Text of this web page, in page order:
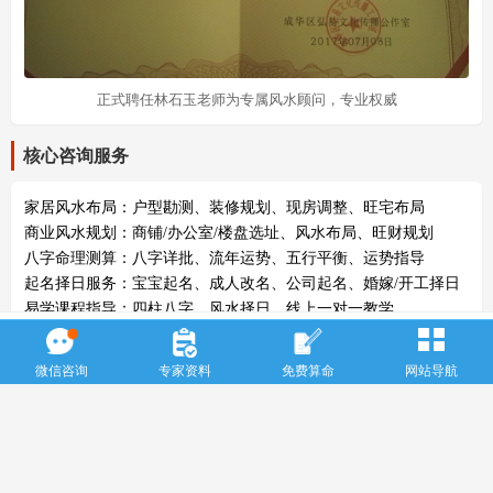
正式聘任林石玉老师为专属风水顾问，专业权威
核心咨询服务
家居风水布局：户型勘测、装修规划、现房调整、旺宅布局
商业风水规划：商铺/办公室/楼盘选址、风水布局、旺财规划
八字命理测算：八字详批、流年运势、五行平衡、运势指导
起名择日服务：宝宝起名、成人改名、公司起名、婚嫁/开工择日
易学课程指导：四柱八字、风水择日、线上一对一教学
立即预约林石玉老师 一对一咨询
微信咨询 专家资料 免费算命 网站导航